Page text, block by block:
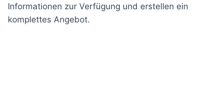
Informationen zur Verfügung und erstellen ein
komplettes Angebot.